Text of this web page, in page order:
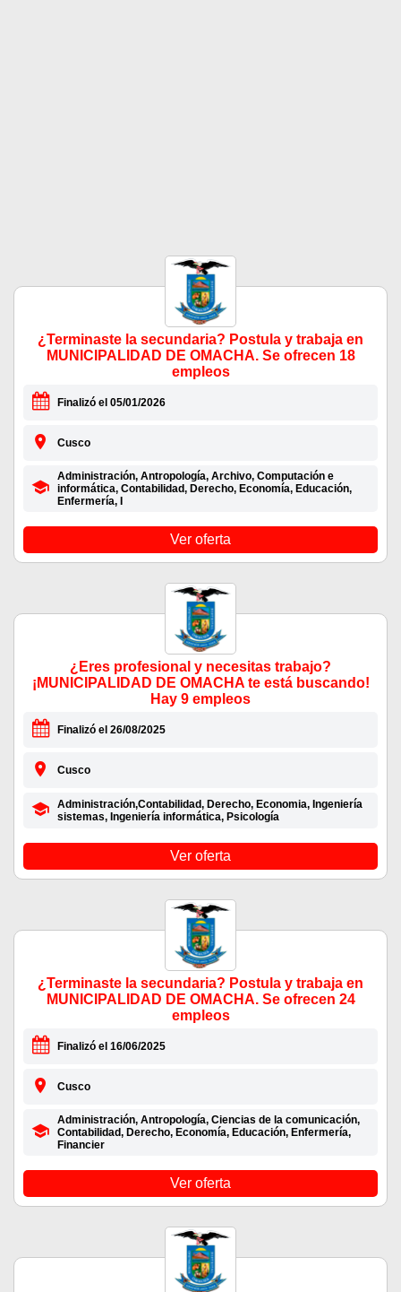
¿Terminaste la secundaria? Postula y trabaja en
MUNICIPALIDAD DE OMACHA. Se ofrecen 18
empleos
Finalizó el 05/01/2026
Cusco
Administración, Antropología, Archivo, Computación e
informática, Contabilidad, Derecho, Economía, Educación,
Enfermería, I
Ver oferta
¿Eres profesional y necesitas trabajo?
¡MUNICIPALIDAD DE OMACHA te está buscando!
Hay 9 empleos
Finalizó el 26/08/2025
Cusco
Administración,Contabilidad, Derecho, Economia, Ingeniería
sistemas, Ingeniería informática, Psicología
Ver oferta
¿Terminaste la secundaria? Postula y trabaja en
MUNICIPALIDAD DE OMACHA. Se ofrecen 24
empleos
Finalizó el 16/06/2025
Cusco
Administración, Antropología, Ciencias de la comunicación,
Contabilidad, Derecho, Economía, Educación, Enfermería,
Financier
Ver oferta